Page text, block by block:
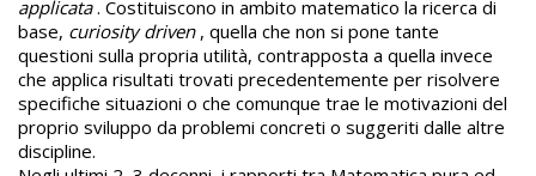
applicata. Costituiscono in ambito matematico la ricerca di
base, curiosity driven , quella che non si pone tante
questioni sulla propria utilità, contrapposta a quella invece
che applica risultati trovati precedentemente per risolvere
specifiche situazioni o che comunque trae le motivazioni del
proprio sviluppo da problemi concreti o suggeriti dalle altre
discipline.